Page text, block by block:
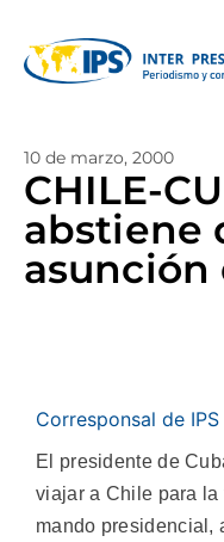
10 de marzo, 2000
CHILE-
abstiene
asunción
Corresponsal de IPS
El presidente de
viajar a Chile para la
mando presidencial,